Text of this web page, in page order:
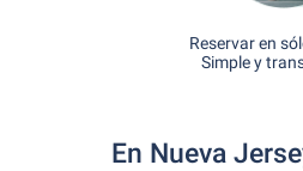
Reservar en
Simple y
En Nueva